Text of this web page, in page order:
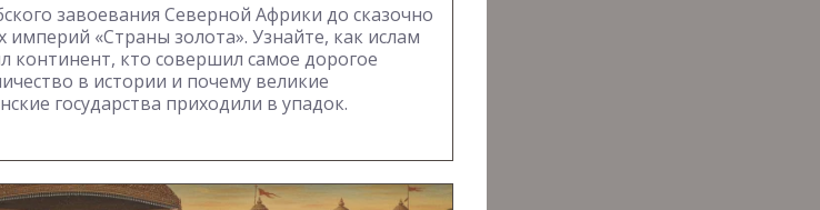
завоевания Северной Африки до сказочно
империй «Страны золота». Узнайте, как ислам
континент, кто совершил самое дорогое
в истории и почему великие
государства приходили в упадок.